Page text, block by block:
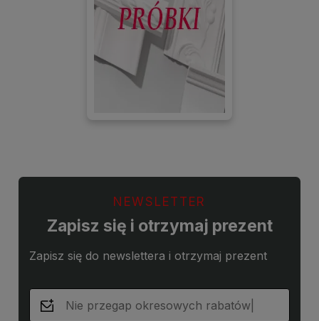
NEWSLETTER
Zapisz się i otrzymaj prezent
Zapisz się do newslettera i otrzymaj prezent